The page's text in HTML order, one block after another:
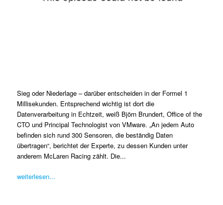
Sieg oder Niederlage – darüber entscheiden in der Formel 1
Millisekunden. Entsprechend wichtig ist dort die
Datenverarbeitung in Echtzeit, weiß Björn Brundert, Office of the
CTO und Principal Technologist von VMware. „An jedem Auto
befinden sich rund 300 Sensoren, die beständig Daten
übertragen“, berichtet der Experte, zu dessen Kunden unter
anderem McLaren Racing zählt. Die...
weiterlesen...